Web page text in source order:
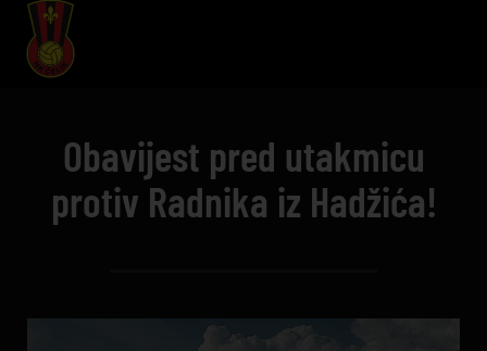
Obavijest pred utakmicu
protiv Radnika iz Hadžića!